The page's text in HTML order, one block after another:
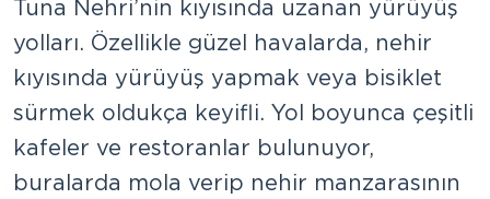
Tuna Nehri’nin kıyısında uzanan yürüyüş
yolları. Özellikle güzel havalarda, nehir
kıyısında yürüyüş yapmak veya bisiklet
sürmek oldukça keyifli. Yol boyunca çeşitli
kafeler ve restoranlar bulunuyor,
buralarda mola verip nehir manzarasının